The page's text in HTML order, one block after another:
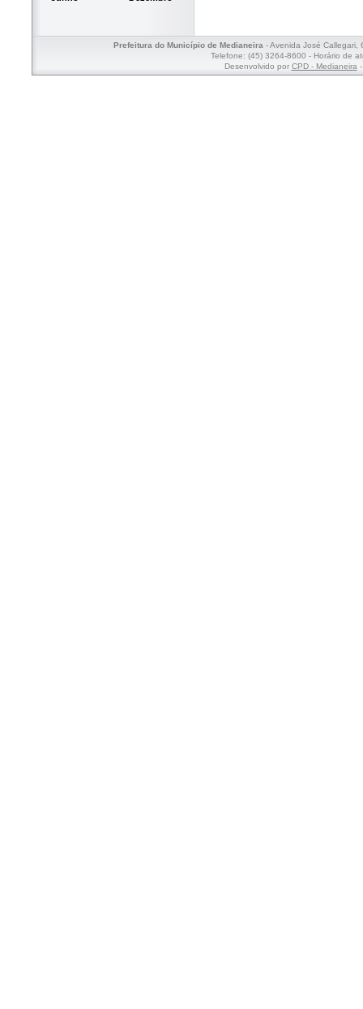
Prefeitura do Município de Medianeira- Avenida José Callegari,
Telefone: (45) 3264-8600 - Horário de
Desenvolvido por CPD - Medianeira-